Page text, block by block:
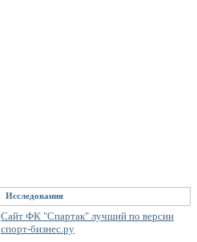
Исследования
Сайт ФК "Спартак" лучший по версии
спорт-бизнес.ру